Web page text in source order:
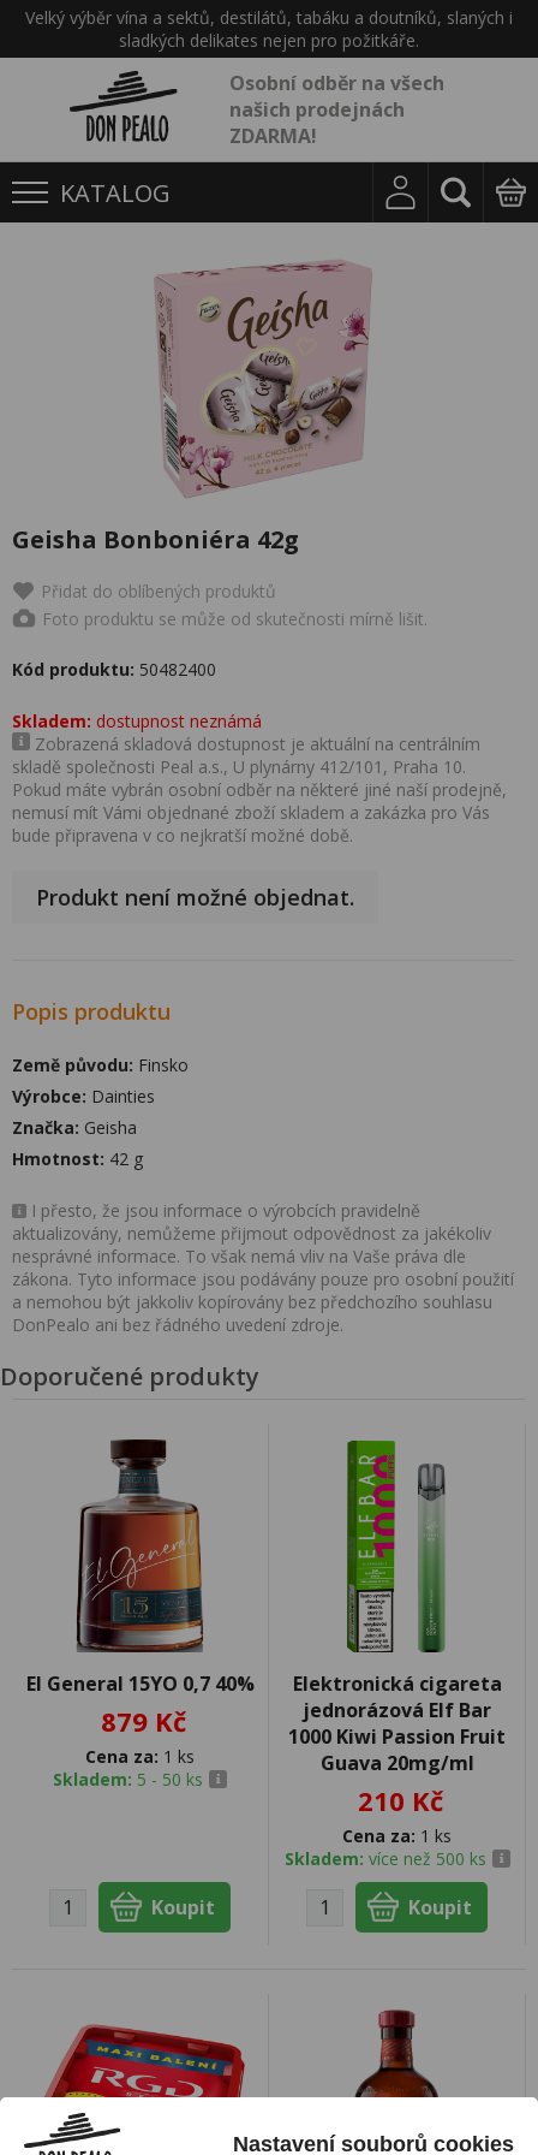
Velký výběr vína a sektů, destilátů, tabáku a doutníků, slaných i
sladkých delikates nejen pro požitkáře.
Osobní odběr na všech
našich prodejnách
ZDARMA!
KATALOG
Geisha Bonboniéra 42g
Přidat do oblíbených produktů
Foto produktu se může od skutečnosti mírně lišit.
Kód produktu: 50482400
Skladem: dostupnost neznámá
Zobrazená skladová dostupnost je aktuální na centrálním
skladě společnosti Peal a.s., U plynárny 412/101, Praha 10.
Pokud máte vybrán osobní odběr na některé jiné naší prodejně,
nemusí mít Vámi objednané zboží skladem a zakázka pro Vás
bude připravena v co nejkratší možné době.
Produkt není možné objednat.
Popis produktu
Země původu: Finsko
Výrobce: Dainties
Značka: Geisha
Hmotnost: 42 g
I přesto, že jsou informace o výrobcích pravidelně
aktualizovány, nemůžeme přijmout odpovědnost za jakékoliv
nesprávné informace. To však nemá vliv na Vaše práva dle
zákona. Tyto informace jsou podávány pouze pro osobní použití
a nemohou být jakkoliv kopírovány bez předchozího souhlasu
DonPealo ani bez řádného uvedení zdroje.
Doporučené produkty
El General 15YO 0,7 40%
879 Kč
Cena za: 1 ks
Skladem: 5 - 50 ks
Elektronická cigareta
jednorázová Elf Bar
1000 Kiwi Passion Fruit
Guava 20mg/ml
210 Kč
Cena za: 1 ks
Skladem: více než 500 ks
Nastavení souborů cookies